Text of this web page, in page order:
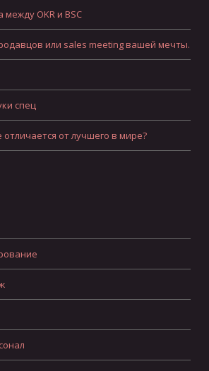
OKR и BSC
или sales meeting вашей мечты.
спец
от лучшего в мире?